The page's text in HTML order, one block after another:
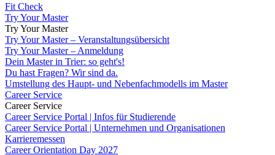
Fit Check
Try Your Master
Try Your Master
Try Your Master – Veranstaltungsübersicht
Try Your Master – Anmeldung
Dein Master in Trier: so geht's!
Du hast Fragen? Wir sind da.
Umstellung des Haupt- und Nebenfachmodells im Master
Career Service
Career Service
Career Service Portal | Infos für Studierende
Career Service Portal | Unternehmen und Organisationen
Karrieremessen
Career Orientation Day 2027